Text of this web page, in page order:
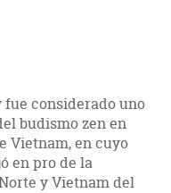
considerado uno
budismo zen en
Vietnam, en cuyo
en pro de la
y Vietnam del